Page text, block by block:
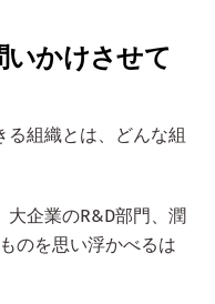
いかけさせて
る組織とは、どんな組
企業のR&D部門、潤
のを思い浮かべるは